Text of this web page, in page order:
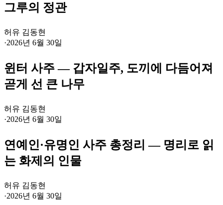
그루의 정관
허유 김동현
·2026년 6월 30일
윈터 사주 — 갑자일주, 도끼에 다듬어져
곧게 선 큰 나무
허유 김동현
·2026년 6월 30일
연예인·유명인 사주 총정리 — 명리로 읽
는 화제의 인물
허유 김동현
·2026년 6월 30일